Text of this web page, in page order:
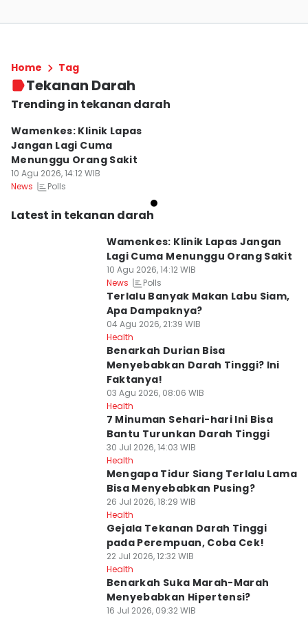
Home Tag
Tekanan Darah
Trending in tekanan darah
Wamenkes: Klinik Lapas
Jangan Lagi Cuma
Menunggu Orang Sakit
10 Agu 2026, 14:12 WIB
News
Polls
Latest in tekanan darah
Wamenkes: Klinik Lapas Jangan
Lagi Cuma Menunggu Orang Sakit
10 Agu 2026, 14:12 WIB
News
Polls
Terlalu Banyak Makan Labu Siam,
Apa Dampaknya?
04 Agu 2026, 21:39 WIB
Health
Benarkah Durian Bisa
Menyebabkan Darah Tinggi? Ini
Faktanya!
03 Agu 2026, 08:06 WIB
Health
7 Minuman Sehari-hari Ini Bisa
Bantu Turunkan Darah Tinggi
30 Jul 2026, 14:03 WIB
Health
Mengapa Tidur Siang Terlalu Lama
Bisa Menyebabkan Pusing?
26 Jul 2026, 18:29 WIB
Health
Gejala Tekanan Darah Tinggi
pada Perempuan, Coba Cek!
22 Jul 2026, 12:32 WIB
Health
Benarkah Suka Marah-Marah
Menyebabkan Hipertensi?
16 Jul 2026, 09:32 WIB